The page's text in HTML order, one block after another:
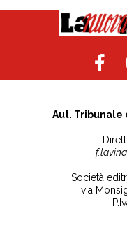
Aut. Tribunale
Società
via